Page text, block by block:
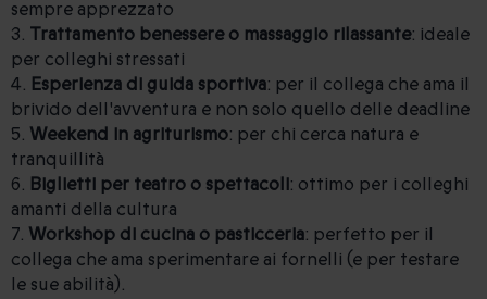
sempre apprezzato
3. Trattamento benessere o massaggio rilassante: ideale
per colleghi stressati
4. Esperienza di guida sportiva: per il collega che ama il
brivido dell'avventura e non solo quello delle deadline
5. Weekend in agriturismo: per chi cerca natura e
tranquillità
6. Biglietti per teatro o spettacoli: ottimo per i colleghi
amanti della cultura
7. Workshop di cucina o pasticceria: perfetto per il
collega che ama sperimentare ai fornelli (e per testare
le sue abilità).